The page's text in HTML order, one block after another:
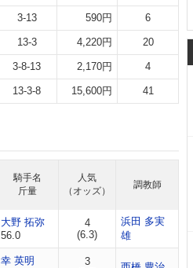
3-13 590円 6
13-3 4,220円 20
3-8-13 2,170円 4
13-3-8 15,600円 41
騎手名
斤量
人気
（オッズ）
調教師
大野 拓弥
56.0
4
(6.3)
浜田 多実
雄
幸 英明
3